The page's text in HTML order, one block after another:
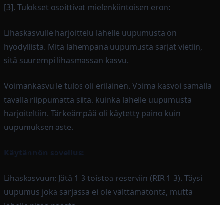
[3]. Tulokset osoittivat mielenkiintoisen eron:
Lihaskasvulle harjoittelu lähelle uupumusta on
hyödyllistä. Mitä lähempänä uupumusta sarjat vietiin,
sitä suurempi lihasmassan kasvu.
Voimankasvulle tulos oli erilainen. Voima kasvoi samalla
tavalla riippumatta siitä, kuinka lähelle uupumusta
harjoiteltiin. Tärkeämpää oli käytetty paino kuin
uupumuksen aste.
Käytännön sovellus:
Lihaskasvuun: Jätä 1-3 toistoa reserviin (RIR 1-3). Täysi
uupumus joka sarjassa ei ole välttämätöntä, mutta